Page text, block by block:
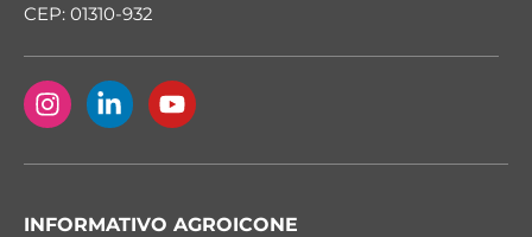
CEP: 01310-932
INFORMATIVO AGROICONE